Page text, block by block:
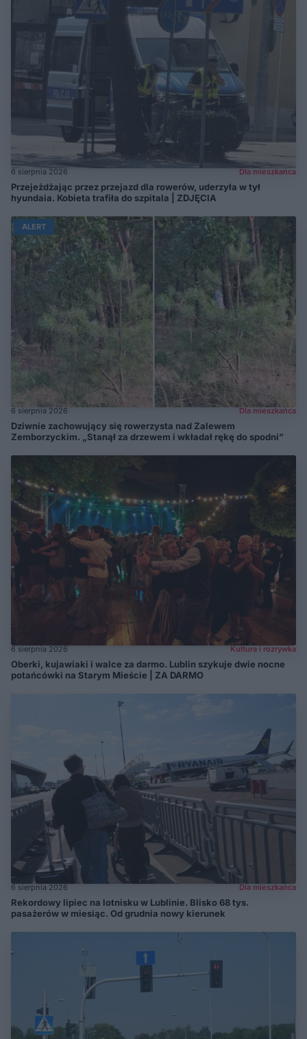
6 sierpnia 2026 Dla mieszkańca
Przejeżdżając przez przejazd dla rowerów, uderzyła w tył
hyundaia. Kobieta trafiła do szpitala | ZDJĘCIA
ALERT
6 sierpnia 2026 Dla mieszkańca
Dziwnie zachowujący się rowerzysta nad Zalewem
Zemborzyckim. „Stanął za drzewem i wkładał rękę do spodni”
6 sierpnia 2026 Kultura i rozrywka
Oberki, kujawiaki i walce za darmo. Lublin szykuje dwie nocne
potańcówki na Starym Mieście | ZA DARMO
6 sierpnia 2026 Dla mieszkańca
Rekordowy lipiec na lotnisku w Lublinie. Blisko 68 tys.
pasażerów w miesiąc. Od grudnia nowy kierunek